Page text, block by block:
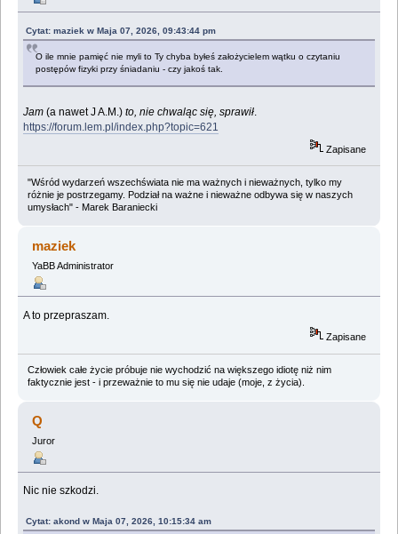
Cytat: maziek w Maja 07, 2026, 09:43:44 pm
O ile mnie pamięć nie myli to Ty chyba byłeś założycielem wątku o czytaniu
postępów fizyki przy śniadaniu - czy jakoś tak.
Jam (a nawet J A.M.)to, nie chwaląc się, sprawił.
https://forum.lem.pl/index.php?topic=621
Zapisane
"Wśród wydarzeń wszechświata nie ma ważnych i nieważnych, tylko my
różnie je postrzegamy. Podział na ważne i nieważne odbywa się w naszych
umysłach" - Marek Baraniecki
maziek
YaBB Administrator
A to przepraszam.
Zapisane
Człowiek całe życie próbuje nie wychodzić na większego idiotę niż nim
faktycznie jest - i przeważnie to mu się nie udaje (moje, z życia).
Q
Juror
Nic nie szkodzi.
Cytat: akond w Maja 07, 2026, 10:15:34 am